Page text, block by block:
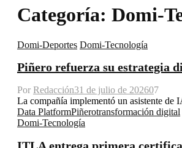
Categoría: Domi-
Domi-Deportes Domi-Tecnología
Piñero refuerza su estrategia
Por Redacción31 de julio de 202607
La compañía implementó un asistente de
Data PlatformPiñerotransformación digital
Domi-Tecnología
ITLA entrega primera